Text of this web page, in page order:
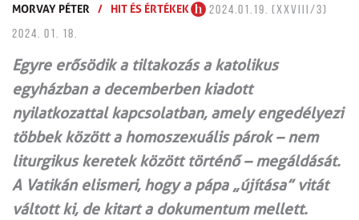
MORVAY PÉTER / HIT ÉS ÉRTÉKEK
2024.01.19. (XXVIII/3)
2024. 01. 18.
Egyre erősödik a tiltakozás a katolikus
egyházban a decemberben kiadott
nyilatkozattal kapcsolatban, amely engedélyezi
többek között a homo­szexuális párok – nem
liturgikus keretek között történő – megáldását.
A Vatikán elismeri, hogy a pápa „újítása” vitát
váltott ki, de kitart a dokumentum mellett.